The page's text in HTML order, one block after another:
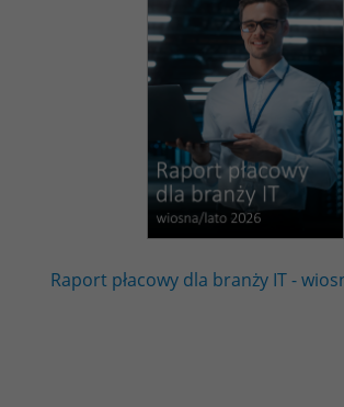
Raport płacowy dla branży IT -